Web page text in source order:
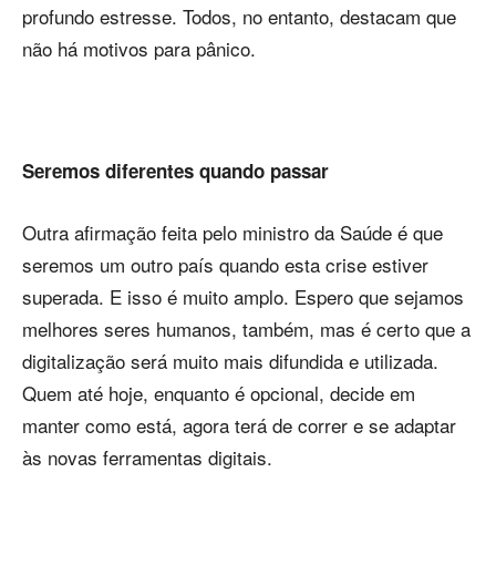
profundo estresse. Todos, no entanto, destacam que
não há motivos para pânico.
Seremos diferentes quando passar
Outra afirmação feita pelo ministro da Saúde é que
seremos um outro país quando esta crise estiver
superada. E isso é muito amplo. Espero que sejamos
melhores seres humanos, também, mas é certo que a
digitalização será muito mais difundida e utilizada.
Quem até hoje, enquanto é opcional, decide em
manter como está, agora terá de correr e se adaptar
às novas ferramentas digitais.